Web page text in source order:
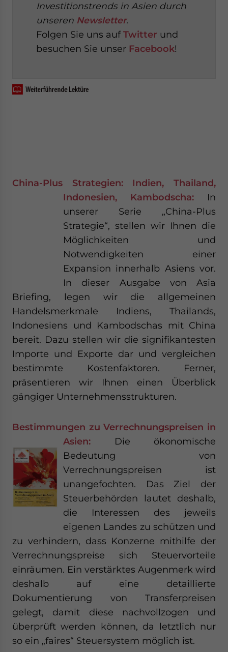
Investitionstrends in Asien durch
unseren Newsletter.
Folgen Sie uns aufTwitter und
besuchen Sie unser Facebook!
China-Plus Strategien: Indien, Thailand,
Indonesien, Kambodscha: In
unserer Serie „China-Plus
Strategie“, stellen wir Ihnen die
Möglichkeiten und
Notwendigkeiten einer
Expansion innerhalb Asiens vor.
In dieser Ausgabe von Asia
Briefing, legen wir die allgemeinen
Handelsmerkmale Indiens, Thailands,
Indonesiens und Kambodschas mit China
bereit. Dazu stellen wir die signifikantesten
Importe und Exporte dar und vergleichen
bestimmte Kostenfaktoren. Ferner,
präsentieren wir Ihnen einen Überblick
gängiger Unternehmensstrukturen.
Bestimmungen zu Verrechnungspreisen in
Asien:
Die ökonomische
Bedeutung von
Verrechnungspreisen ist
unangefochten. Das Ziel der
Steuerbehörden lautet deshalb,
die Interessen des jeweils
eigenen Landes zu schützen und
zu verhindern, dass Konzerne mithilfe der
Verrechnungspreise sich Steuervorteile
einräumen. Ein verstärktes Augenmerk wird
deshalb auf eine detaillierte
Dokumentierung von Transferpreisen
gelegt, damit diese nachvollzogen und
überprüft werden können, da letztlich nur
so ein „faires“ Steuersystem möglich ist.